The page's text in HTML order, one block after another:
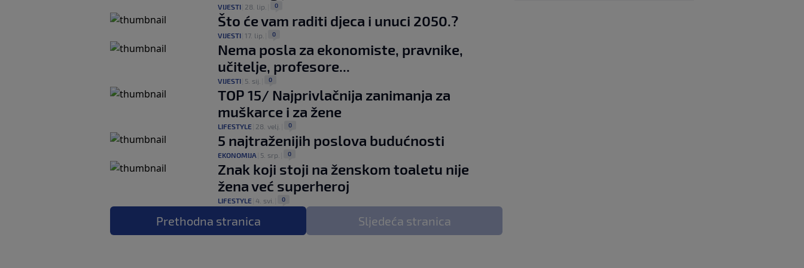
VIJESTI 28. lip. 0
Što će vam raditi djeca i unuci 2050.?
VIJESTI 17. lip. 0
Nema posla za ekonomiste, pravnike,
učitelje, profesore...
VIJESTI 5. sij. 0
TOP 15/ Najprivlačnija zanimanja za
muškarce i za žene
LIFESTYLE 28. velj. 0
5 najtraženijih poslova budućnosti
EKONOMIJA 5. srp. 0
Znak koji stoji na ženskom toaletu nije
žena već superheroj
LIFESTYLE 4. svi. 0
Prethodna stranica Sljedeća stranica